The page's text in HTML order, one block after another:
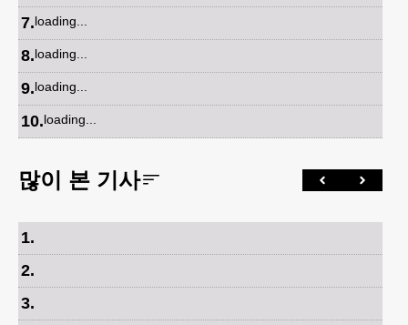
7.loading...
8.loading...
9.loading...
10.loading...
많이 본 기사
1.
2.
3.